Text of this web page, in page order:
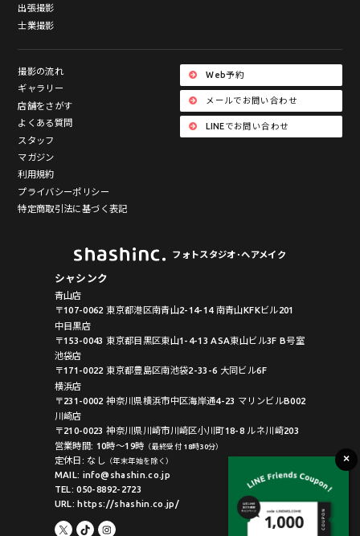
出張撮影
士業撮影
撮影の流れ
ギャラリー
店舗をさがす
よくある質問
スタッフ
マガジン
利用規約
プライバシーポリシー
特定商取引法に基づく表記
Web予約
メールでお問い合わせ
LINEでお問い合わせ
フォトスタジオ･ヘアメイク
シャシンク
青山店
〒107-0062 東京都港区南青山2-14-14 南青山KFKビル201
中目黒店
〒153-0043 東京都目黒区東山1-4-13 ASA東山ビル3F B号室
池袋店
〒171-0022 東京都豊島区南池袋2-33-6 大同ビル6F
横浜店
〒231-0002 神奈川県横浜市中区海岸通4-23 マリンビルB002
川崎店
〒210-0023 神奈川県川崎市川崎区小川町18-8 ルネ川崎203
営業時間: 10時〜19時 （最終受付 18時30分）
定休日: なし （年末年始を除く）
MAIL: info@shashin.co.jp
TEL: 050-8892-2723
URL: https://shashin.co.jp/